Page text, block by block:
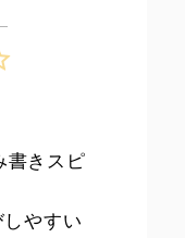
きスピ
やすい